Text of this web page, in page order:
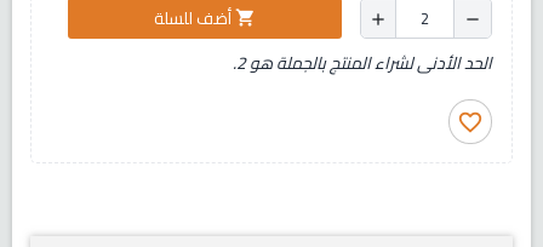
remove
add
shopping_cartأضف للسلة
الحد الأدنى لشراء المنتج بالجملة هو 2.
favorite_border